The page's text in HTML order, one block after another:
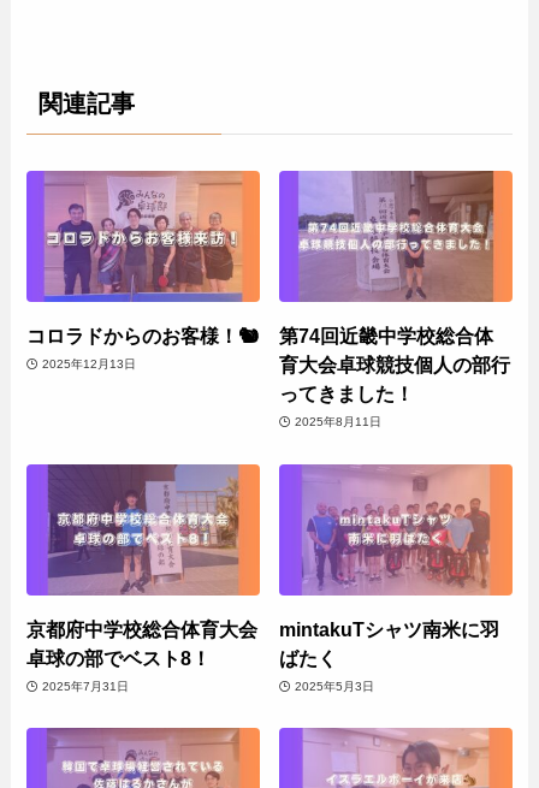
関連記事
コロラドからのお客様！🐿️
2025年12月13日
第74回近畿中学校総合体
育大会卓球競技個人の部行
ってきました！
2025年8月11日
京都府中学校総合体育大会
卓球の部でベスト8！
2025年7月31日
mintakuTシャツ南米に羽
ばたく
2025年5月3日